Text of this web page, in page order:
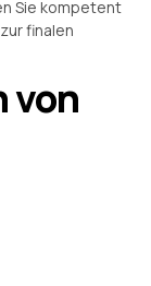
Sie kompetent
finalen
von